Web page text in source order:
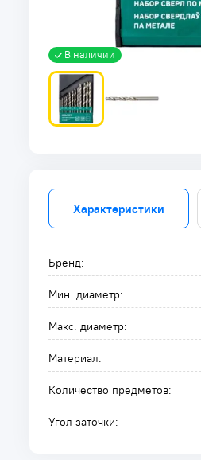
В наличии
Характеристики
Бренд:
Мин. диаметр:
Макс. диаметр:
Материал:
Количество предметов:
Угол заточки: